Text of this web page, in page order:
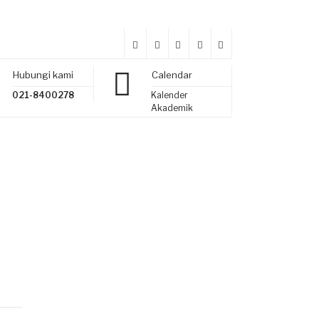
Hubungi kami
021-8400278
Calendar
Kalender
Akademik